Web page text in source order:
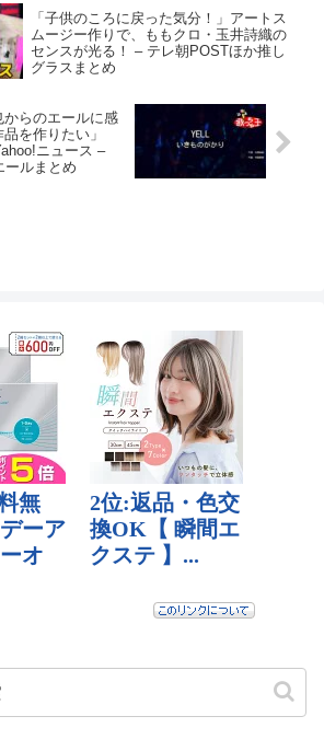
「子供のころに戻った気分！」アートス
ムージー作りで、ももクロ・玉井詩織の
センスが光る！ – テレ朝POSTほか推し
グラスまとめ
らのエールに感
を作りたい」
ニュース –
ールまとめ